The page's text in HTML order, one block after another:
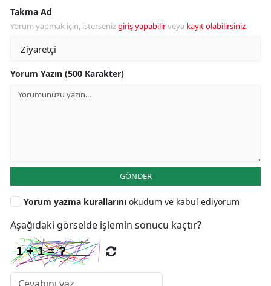
Takma Ad
Yorum yapmak için, istersenizgiriş yapabilirveya kayıt olabilirsiniz.
Yorum Yazın (500 Karakter)
GÖNDER
Yorum yazma kurallarını okudum ve kabul ediyorum
Aşağıdaki görselde işlemin sonucu kaçtır?